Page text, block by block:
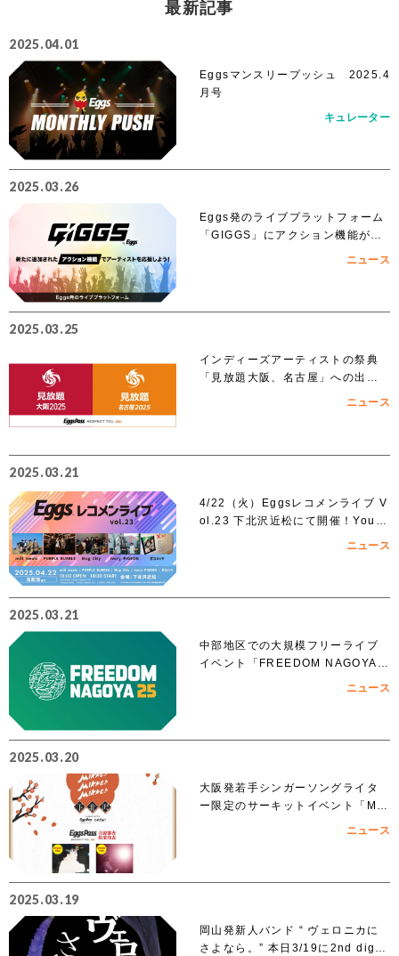
最新記事
2025.04.01
Eggsマンスリープッシュ 2025.4
月号
キュレーター
2025.03.26
Eggs発のライブプラットフォーム
「GIGGS」にアクション機能が追
ニュース
2025.03.25
インディーズアーティストの祭典
「見放題大阪、名古屋」への出演
ニュース
2025.03.21
4/22（火）Eggsレコメンライブ V
ol.23 下北沢近松にて開催！YouT
ニュース
2025.03.21
中部地区での大規模フリーライブ
イベント「FREEDOM NAGOYA 2
ニュース
2025.03.20
大阪発若手シンガーソングライタ
ー限定のサーキットイベント「MIK
ニュース
2025.03.19
岡山発新人バンド “ ヴェロニカに
さよなら。” 本日3/19に2nd digit